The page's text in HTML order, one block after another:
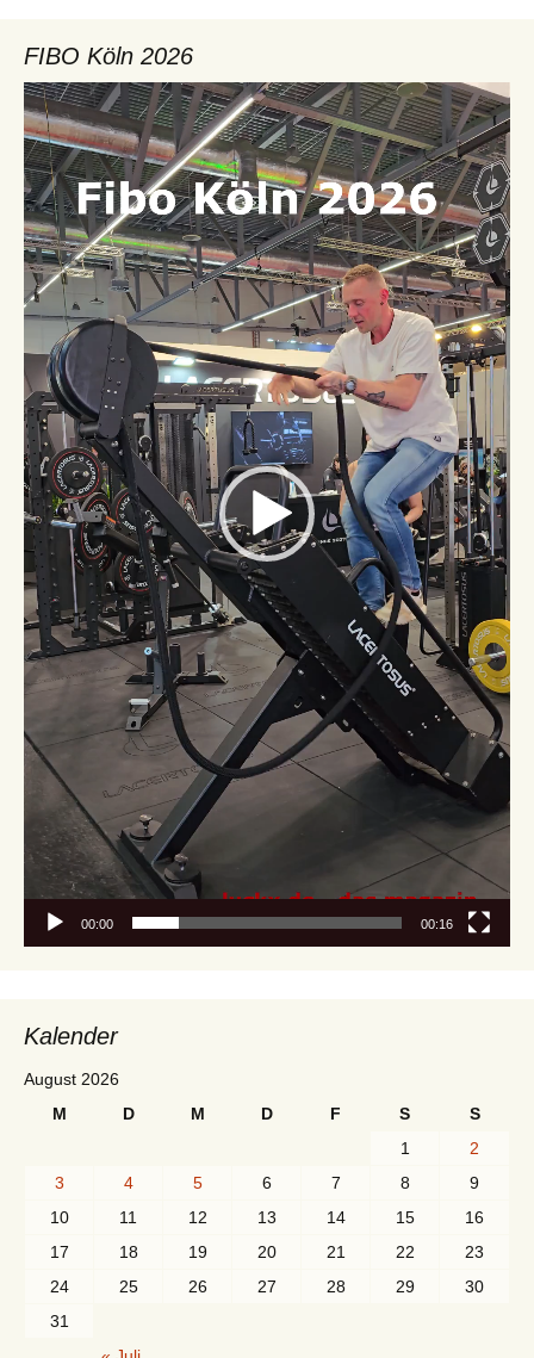
FIBO Köln 2026
Video-
Player
00:00 00:16
Kalender
August 2026
M
D M D F S
S
1
2
3
4 5 6 7 8
9
10
11 12 13 14 15
16
17
18 19 20 21 22
23
24
25 26 27 28 29
30
31